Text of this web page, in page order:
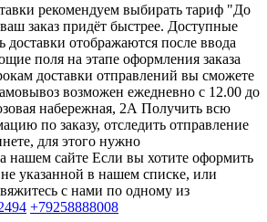
рекомендуем выбирать тариф "До
заказ придёт быстрее. Доступные
доставки отображаются после ввода
поля на этапе оформления заказа
доставки отправлений вы сможете
возможен ежедневно с 12.00 до
набережная, 2А Получить всю
по заказу, отследить отправление
для этого нужно
нашем сайте Если вы хотите оформить
указанной в нашем списке, или
с нами по одному из
+79258888008